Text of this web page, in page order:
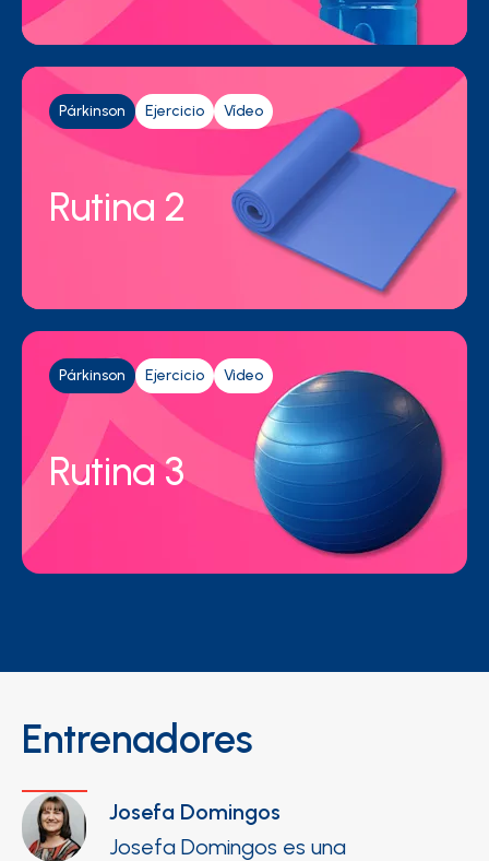
Párkinson Ejercicio Vídeo
Rutina 2
Párkinson Ejercicio Video
Rutina 3
Entrenadores
Josefa Domingos
Josefa Domingos es una